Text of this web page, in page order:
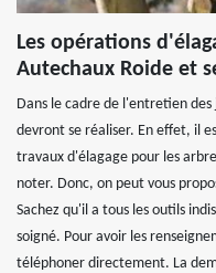
Les opérations
Autechaux Roide et
Dans le cadre de l'entretien
devront se réaliser. En effet, il
travaux d'élagage pour les
noter. Donc, on peut vous
Sachez qu'il a tous les outils
soigné. Pour avoir les
téléphoner directement. La